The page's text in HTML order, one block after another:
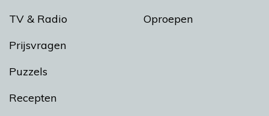
TV & Radio
Prijsvragen
Puzzels
Recepten
Oproepen